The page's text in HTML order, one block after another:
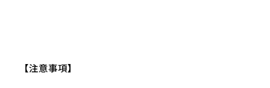
【注意事項】